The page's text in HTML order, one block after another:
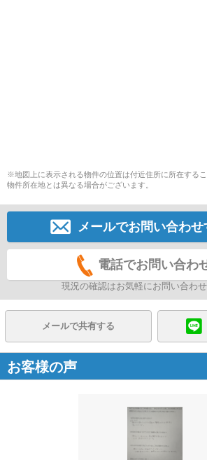
※地図上に表示される物件の位置は付近住所に所在する
物件所在地とは異なる場合がございます。
メールでお問い合わせ
電話でお問い合わ
現況の確認はお気軽にお問い合わせ
メールで共有する
お客様の声